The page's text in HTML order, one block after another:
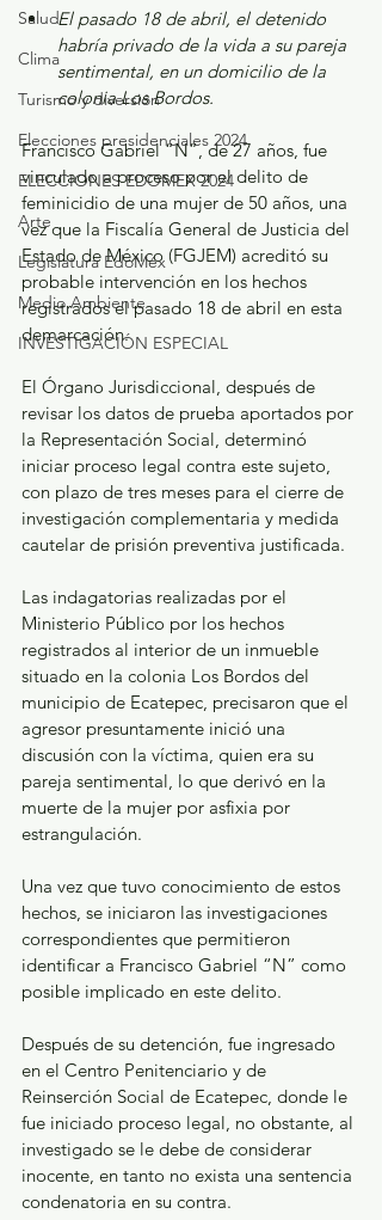
Salud
Clima
Turismo y diversión
Elecciones presidenciales 2024
ELECCIONES EDOMEX 2024
Arte
Legislatura EdoMéx
Medio Ambiente
INVESTIGACIÓN ESPECIAL
El pasado 18 de abril, el detenido
habría privado de la vida a su pareja
sentimental, en un domicilio de la
colonia Los Bordos.
Francisco Gabriel “N”, de 27 años, fue
vinculado a proceso por el delito de
feminicidio de una mujer de 50 años, una
vez que la Fiscalía General de Justicia del
Estado de México (FGJEM) acreditó su
probable intervención en los hechos
registrados el pasado 18 de abril en esta
demarcación.
El Órgano Jurisdiccional, después de
revisar los datos de prueba aportados por
la Representación Social, determinó
iniciar proceso legal contra este sujeto,
con plazo de tres meses para el cierre de
investigación complementaria y medida
cautelar de prisión preventiva justificada.
Las indagatorias realizadas por el
Ministerio Público por los hechos
registrados al interior de un inmueble
situado en la colonia Los Bordos del
municipio de Ecatepec, precisaron que el
agresor presuntamente inició una
discusión con la víctima, quien era su
pareja sentimental, lo que derivó en la
muerte de la mujer por asfixia por
estrangulación.
Una vez que tuvo conocimiento de estos
hechos, se iniciaron las investigaciones
correspondientes que permitieron
identificar a Francisco Gabriel “N” como
posible implicado en este delito.
Después de su detención, fue ingresado
en el Centro Penitenciario y de
Reinserción Social de Ecatepec, donde le
fue iniciado proceso legal, no obstante, al
investigado se le debe de considerar
inocente, en tanto no exista una sentencia
condenatoria en su contra.